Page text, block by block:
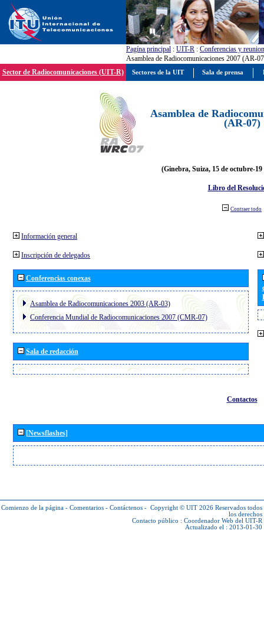
Pagína principal : UIT-R : Conferencias y
Asamblea de Radiocomunicaciones 2007 (AR-
Sector de Radiocomunicaciones (UIT-R)
Asamblea de
(AR-07)
(Ginebra, Suiza, 15 de octubre-19
Libro del
Contraer todo
Información general
Inscripción de delegados
Conferencias conexas
Asamblea de Radiocomunicaciones 2003 (AR-03)
Conferencia Mundial de Radiocomunicaciones 2007 (CMR-07)
Sala de redacción
Contactos
[Newsflashes]
Comienzo de la página - Comentarios - Contáctenos - Copyright © UIT 2026 Reservados todos
los derechos
Contacto público : Coordenador Web del UIT-R
Actualizado el : 2013-01-30
Sectores de la UIT Sala de prensa